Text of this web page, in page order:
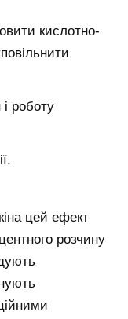
кислотно-
роботу
цей ефект
розчину